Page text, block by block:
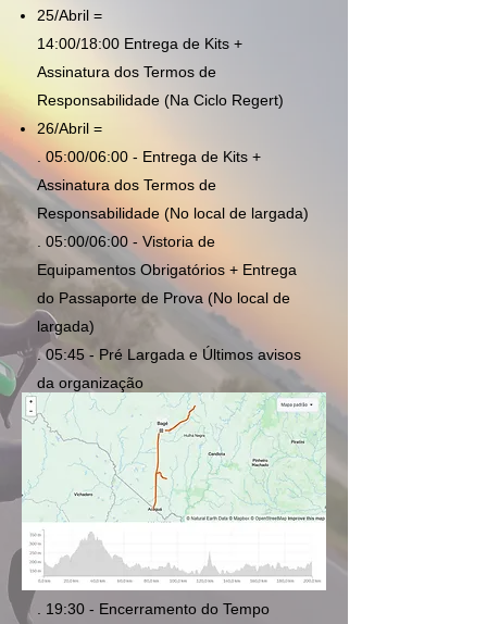
25/Abril =
14:00/18:00 Entrega de Kits +
Assinatura dos Termos de
Responsabilidade (Na Ciclo Regert)
26/Abril =
. 05:00/06:00 - Entrega de Kits +
Assinatura dos Termos de
Responsabilidade (No local de largada)
. 05:00/06:00 - Vistoria de
Equipamentos Obrigatórios + Entrega
do Passaporte de Prova (No local de
largada)
. 05:45 - Pré Largada e Últimos avisos
da organização
. 06:00 - Largada
. 09:00 - Encerramento do Tempo
Limite do Desafio 30 km
. 11:00 - Encerramento do Tempo
Limite do Desafio 60 km
. 16:00 - Encerramento do Tempo
Limite do Desafio 120 km
. 19:30 - Encerramento do Tempo